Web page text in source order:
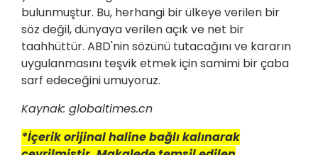
bulunmuştur. Bu, herhangi bir ülkeye verilen bir
söz değil, dünyaya verilen açık ve net bir
taahhüttür. ABD'nin sözünü tutacağını ve kararın
uygulanmasını teşvik etmek için samimi bir çaba
sarf edeceğini umuyoruz.
Kaynak: globaltimes.cn
*İçerik orijinal haline bağlı kalınarak